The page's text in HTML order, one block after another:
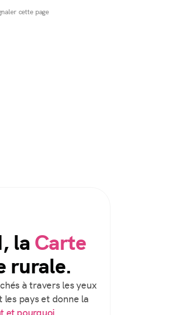
cette page
la Carte
rurale.
à travers les yeux
les pays et donne la
et pourquoi